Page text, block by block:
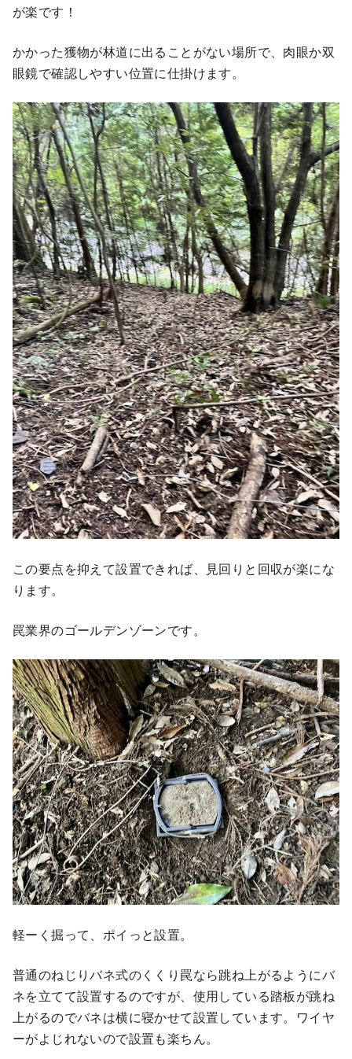
が楽です！
かかった獲物が林道に出ることがない場所で、肉眼か双
眼鏡で確認しやすい位置に仕掛けます。
この要点を抑えて設置できれば、見回りと回収が楽にな
ります。
罠業界のゴールデンゾーンです。
軽ーく掘って、ポイっと設置。
普通のねじりバネ式のくくり罠なら跳ね上がるようにバ
ネを立てて設置するのですが、使用している踏板が跳ね
上がるのでバネは横に寝かせて設置しています。ワイヤ
ーがよじれないので設置も楽ちん。